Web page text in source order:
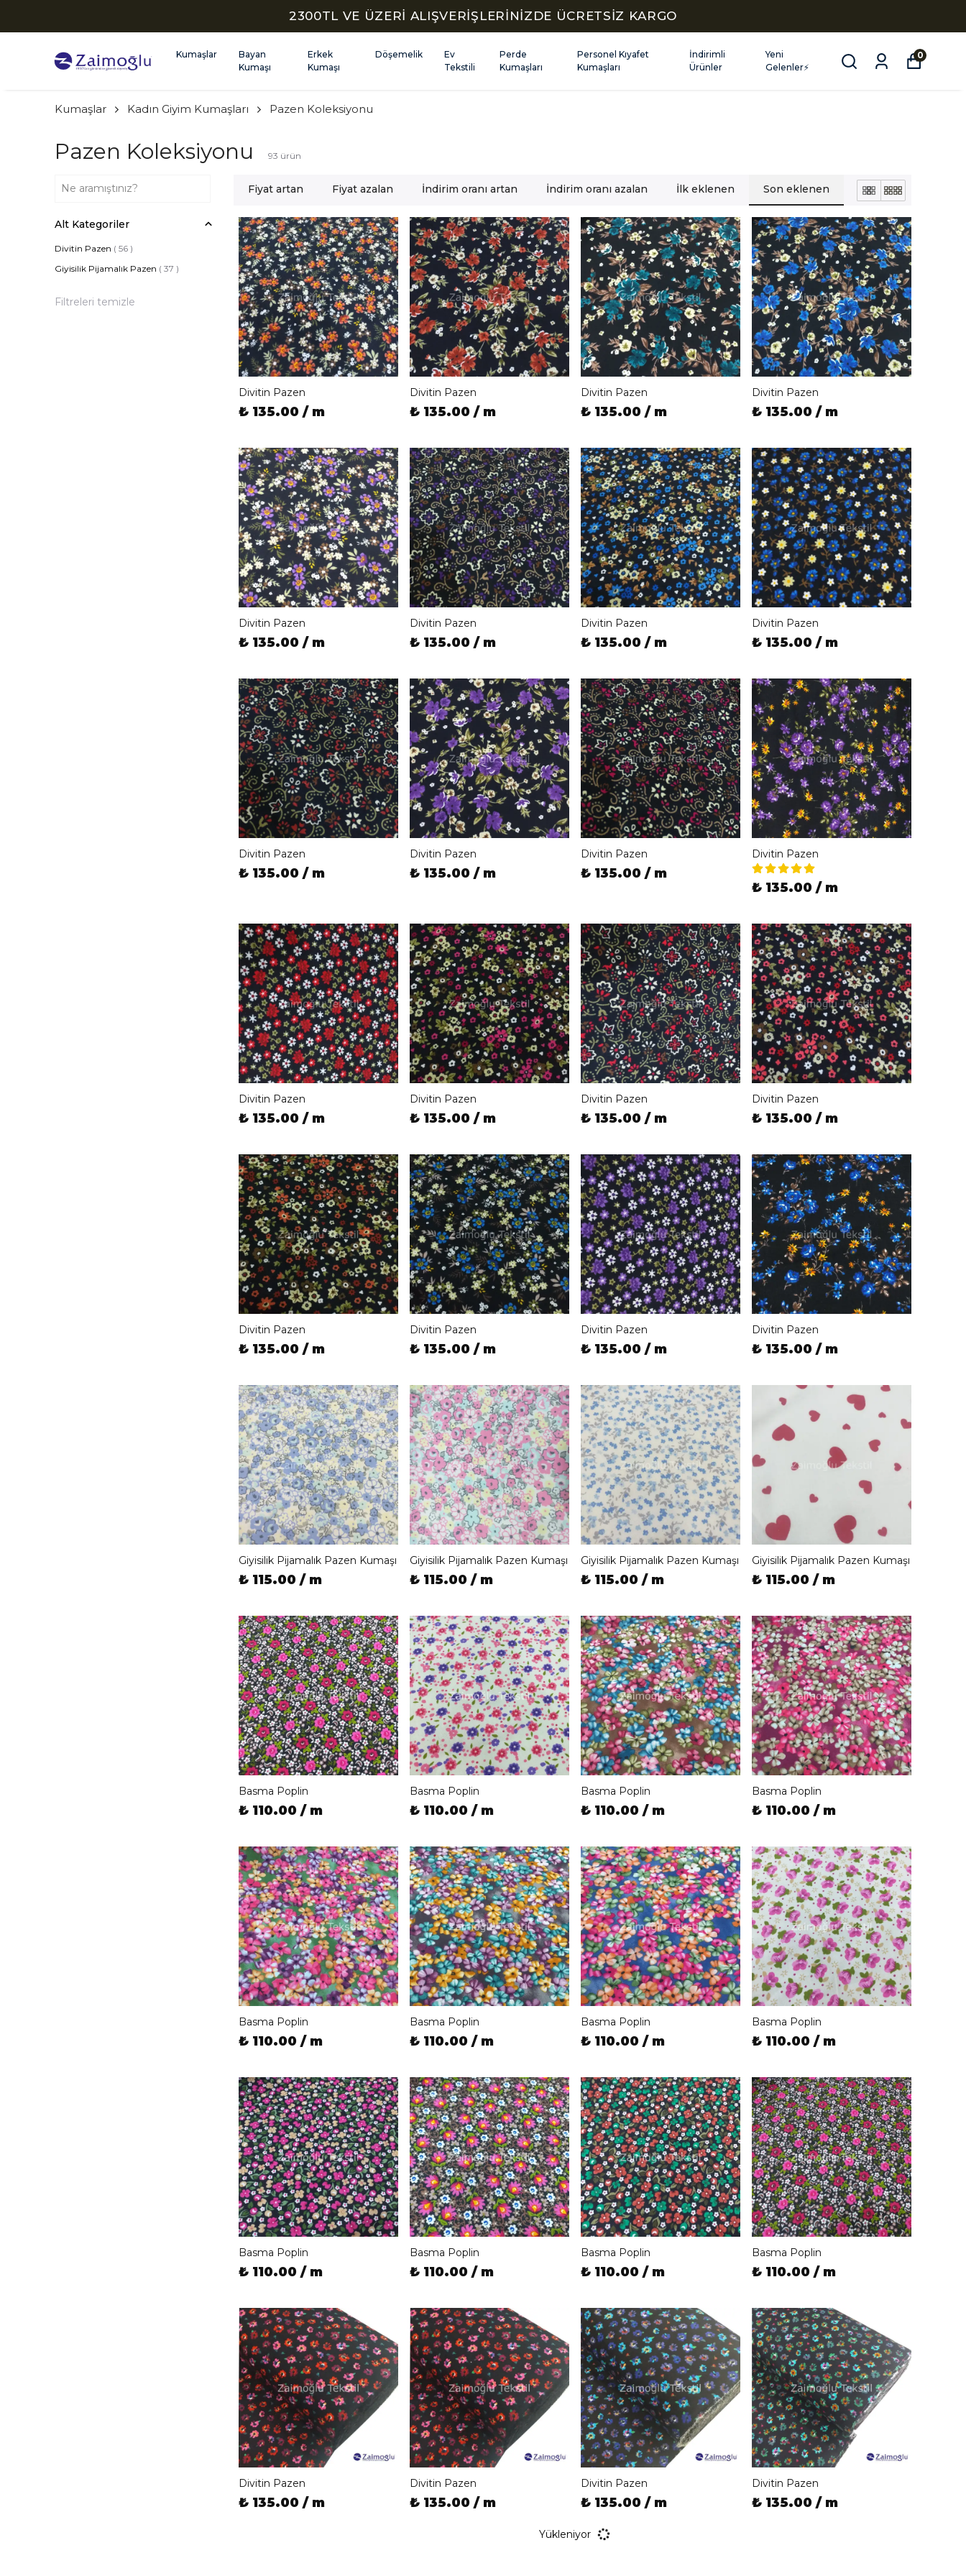
2300TL VE ÜZERİ ALIŞVERİŞLERİNİZDE ÜCRETSİZ KARGO
Kumaşlar
Bayan
Kumaşı
Erkek
Kumaşı
Döşemelik
Ev
Tekstili
Perde
Kumaşları
Personel Kıyafet
Kumaşları
İndirimli
Ürünler
Yeni
Gelenler⚡
0
Kumaşlar Kadın Giyim Kumaşları Pazen Koleksiyonu
Pazen Koleksiyonu 93 ürün
Fiyat artan Fiyat azalan İndirim oranı artan İndirim oranı azalan İlk eklenen Son eklenen
Alt Kategoriler
Divitin Pazen ( 56 )
Giyisilik Pijamalık Pazen ( 37 )
Filtreleri temizle
Divitin Pazen
₺ 135.00 / m
Divitin Pazen
₺ 135.00 / m
Divitin Pazen
₺ 135.00 / m
Divitin Pazen
₺ 135.00 / m
Divitin Pazen
₺ 135.00 / m
Divitin Pazen
₺ 135.00 / m
Divitin Pazen
₺ 135.00 / m
Divitin Pazen
₺ 135.00 / m
Divitin Pazen
₺ 135.00 / m
Divitin Pazen
₺ 135.00 / m
Divitin Pazen
₺ 135.00 / m
Divitin Pazen
₺ 135.00 / m
Divitin Pazen
₺ 135.00 / m
Divitin Pazen
₺ 135.00 / m
Divitin Pazen
₺ 135.00 / m
Divitin Pazen
₺ 135.00 / m
Divitin Pazen
₺ 135.00 / m
Divitin Pazen
₺ 135.00 / m
Divitin Pazen
₺ 135.00 / m
Divitin Pazen
₺ 135.00 / m
Giyisilik Pijamalık Pazen Kumaşı
₺ 115.00 / m
Giyisilik Pijamalık Pazen Kumaşı
₺ 115.00 / m
Giyisilik Pijamalık Pazen Kumaşı
₺ 115.00 / m
Giyisilik Pijamalık Pazen Kumaşı
₺ 115.00 / m
Basma Poplin
₺ 110.00 / m
Basma Poplin
₺ 110.00 / m
Basma Poplin
₺ 110.00 / m
Basma Poplin
₺ 110.00 / m
Basma Poplin
₺ 110.00 / m
Basma Poplin
₺ 110.00 / m
Basma Poplin
₺ 110.00 / m
Basma Poplin
₺ 110.00 / m
Basma Poplin
₺ 110.00 / m
Basma Poplin
₺ 110.00 / m
Basma Poplin
₺ 110.00 / m
Basma Poplin
₺ 110.00 / m
Divitin Pazen
₺ 135.00 / m
Divitin Pazen
₺ 135.00 / m
Divitin Pazen
₺ 135.00 / m
Divitin Pazen
₺ 135.00 / m
Yükleniyor